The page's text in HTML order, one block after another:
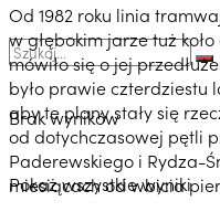
Brak wyników
Pokaż wszystkie wyniki
Od 1982 roku linia
w głębokim jarze tuż
mówiło się o jej
było prawie czterdziestu
aby te plany stały się
od dotychczasowej pętli
Paderewskiego i Rydza-
miesiącach od wbicia